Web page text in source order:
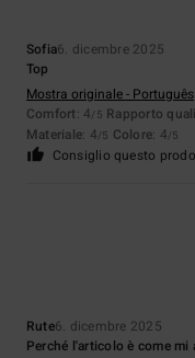
Sofia6. dicembre 2025
Top
Mostra originale - Português
Comfort: 4/5 Rapporto
Materiale: 4/5 Colore: 4/5
Consiglio questo
Rute6. dicembre 2025
Perché l'articolo è come mi